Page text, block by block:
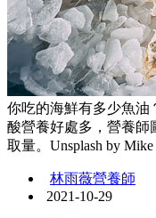
你吃的海鮮有多少魚油
酸營養好處多，營養師
取量。Unsplash by Mike
林雨薇營養師
2021-10-29